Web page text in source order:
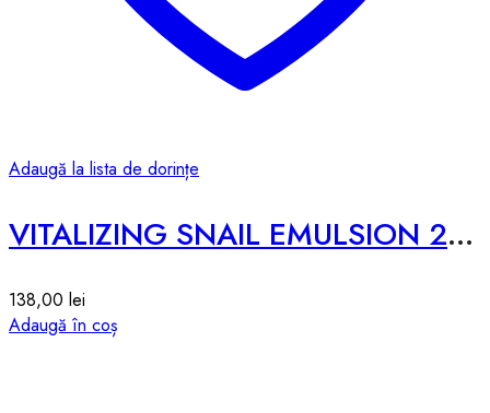
Adaugă la lista de dorințe
VITALIZING SNAIL EMULSION 2X – 200ML
138,00 lei
Adaugă în coș